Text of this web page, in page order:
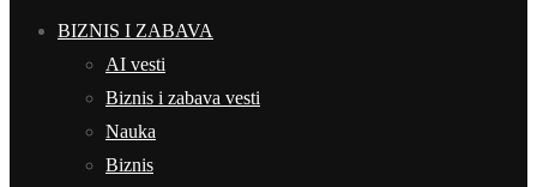
BIZNIS I ZABAVA
AI vesti
Biznis i zabava vesti
Nauka
Biznis